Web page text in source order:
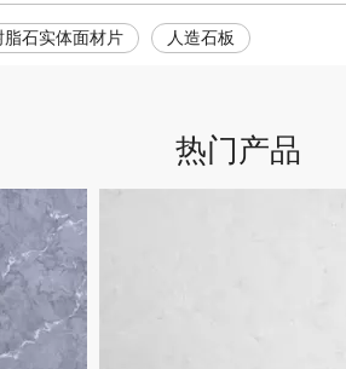
脂石实体面材片 人造石板
热门产品